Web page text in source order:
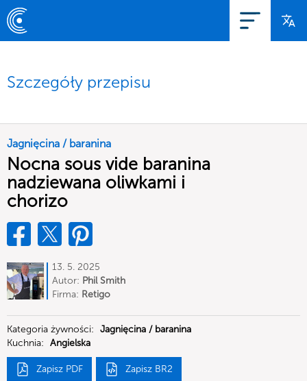
Szczegóły przepisu
Jagnięcina / baranina
Nocna sous vide baranina
nadziewana oliwkami i
chorizo
13. 5. 2025
Autor: Phil Smith
Firma: Retigo
Kategoria żywności: Jagnięcina / baranina
Kuchnia: Angielska
Zapisz PDF Zapisz BR2